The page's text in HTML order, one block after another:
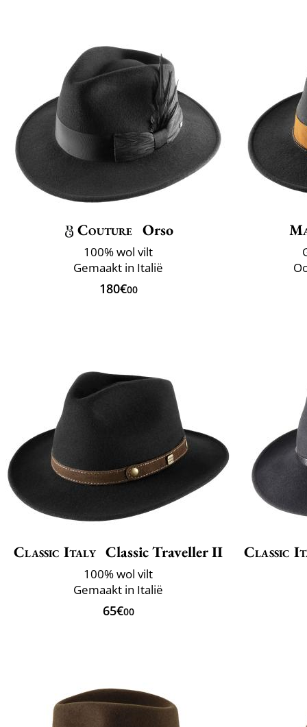
Couture Orso
100% wol vilt
Gemaakt in Italië
180€00
Classic Italy Classic Traveller II
100% wol vilt
Gemaakt in Italië
65€00
Classic